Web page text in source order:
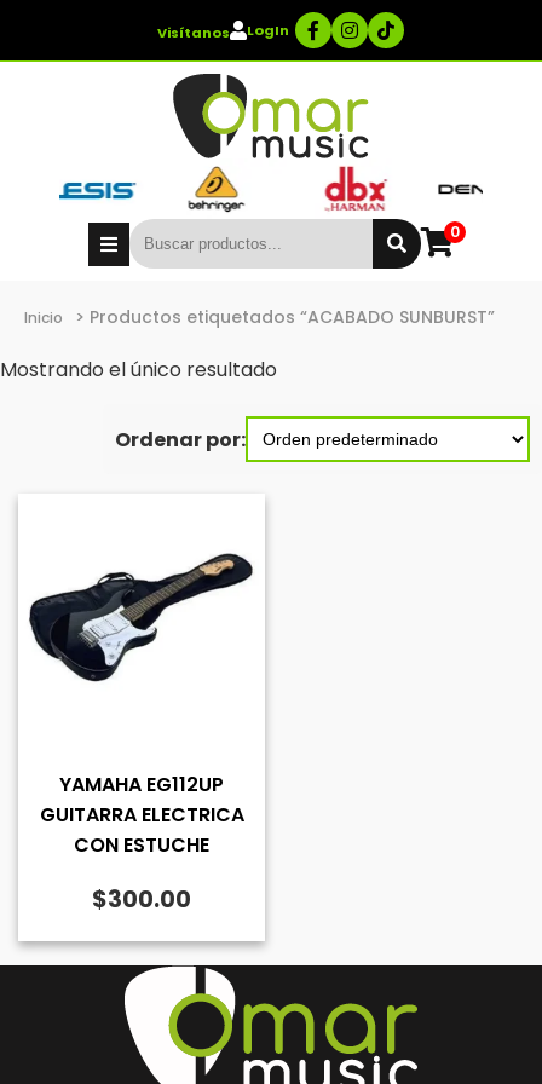
Visítanos LogIn
0
Inicio > Productos etiquetados “ACABADO SUNBURST”
Mostrando el único resultado
YAMAHA EG112UP
GUITARRA ELECTRICA
CON ESTUCHE
$300.00